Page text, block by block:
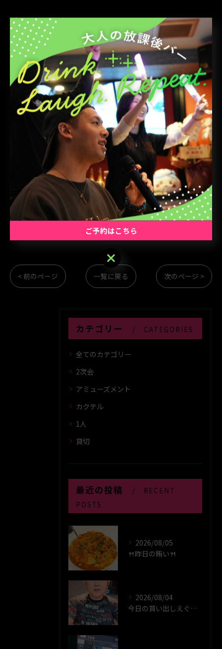
支払い方法
現金
クレジットカード
QR決済(PayPay、d払い、楽天Pay、au PAY、Alipay+
WeChat Pay、銀聯QR)
電子マネー(交通系IC、楽天Edy、iD、WAON、nanaco、
QUICPay)
#テキーラシルバー
#キャンペーン延長
#焼きそばバゴォーン
#割引
#お得情報
< 前のページ 一覧に戻る 次のページ >
カテゴリー CATEGORIES
全てのカテゴリー
2次会
アミューズメント
カクテル
1人
貸切
最近の投稿
RECENT
POSTS
2026/08/05
🍴昨日の賄い🍴
2026/08/04
今日の買い出しえぐい！！！！
ご予約はこちら
ご予約はこちら